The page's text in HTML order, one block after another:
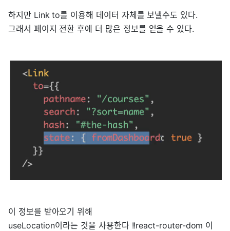
하지만 Link to를 이용해 데이터 자체를 보낼수도 있다.
그래서 페이지 전환 후에 더 많은 정보를 얻을 수 있다.
이 정보를 받아오기 위해
useLocation이라는 것을 사용한다 !!react-router-dom 이